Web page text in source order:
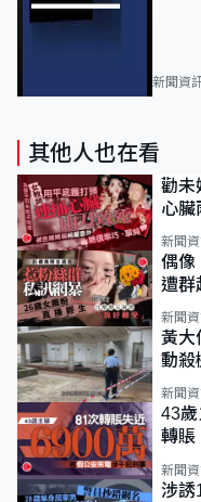
新聞資
其他人也在看
勸
心
新聞
偶
遭
新聞
黃
動
斃
新聞
43
轉賬
新聞
涉